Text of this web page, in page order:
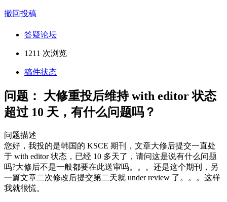
撤回投稿
答疑论坛
1211 次浏览
稿件状态
问题： 大修重投后维持 with editor 状态
超过 10 天，有什么问题吗？
问题描述
您好，我投的是韩国的 KSCE 期刊，文章大修后提交一直处
于 with editor 状态，已经 10 多天了，请问这是说有什么问题
吗?大修后不是一般都要在此送审吗。。。还是这个期刊，另
一篇文章二次修改后提交第二天就 under review 了。。。这样
我就很慌。